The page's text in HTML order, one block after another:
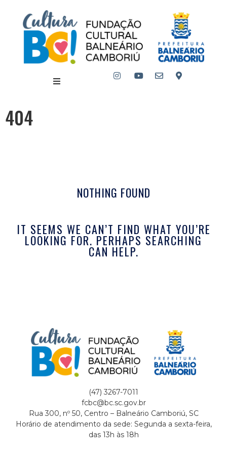
404
NOTHING FOUND
IT SEEMS WE CAN’T FIND WHAT YOU’RE
LOOKING FOR. PERHAPS SEARCHING
CAN HELP.
(47) 3267-7011
fcbc@bc.sc.gov.br
Rua 300, nº 50, Centro – Balneário Camboriú, SC
Horário de atendimento da sede: Segunda a sexta-feira,
das 13h às 18h